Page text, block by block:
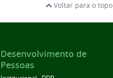
Voltar para o topo
Desenvolvimento de
Pessoas